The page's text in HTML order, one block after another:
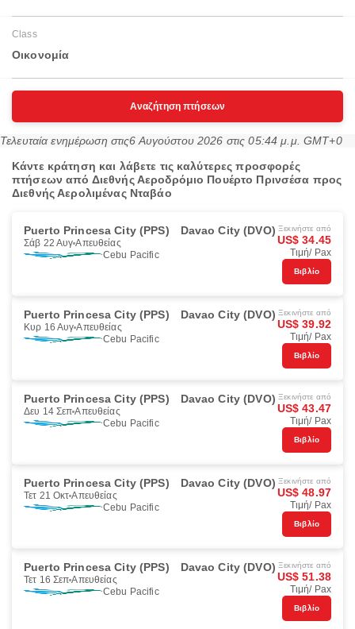
Class
Οικονομία
Αναζήτηση πτήσεων
Τελευταία ενημέρωση στις6 Αυγούστου 2026 στις 05:44 μ.μ. GMT+0
Κάντε κράτηση και λάβετε τις καλύτερες προσφορές
πτήσεων από Διεθνής Αεροδρόμιο Πουέρτο Πρινσέσα προς
Διεθνής Αερολιμένας Νταβάο
Puerto Princesa City (PPS) Davao City (DVO)
Σάβ 22 Αυγ Απευθείας
Cebu Pacific
Ξεκινήστε από
US$ 34.45
Τιμή/ Pax
Βιβλίο
Puerto Princesa City (PPS) Davao City (DVO)
Κυρ 16 Αυγ Απευθείας
Cebu Pacific
Ξεκινήστε από
US$ 39.92
Τιμή/ Pax
Βιβλίο
Puerto Princesa City (PPS) Davao City (DVO)
Δευ 14 Σεπ Απευθείας
Cebu Pacific
Ξεκινήστε από
US$ 43.47
Τιμή/ Pax
Βιβλίο
Puerto Princesa City (PPS) Davao City (DVO)
Τετ 21 Οκτ Απευθείας
Cebu Pacific
Ξεκινήστε από
US$ 48.97
Τιμή/ Pax
Βιβλίο
Puerto Princesa City (PPS) Davao City (DVO)
Τετ 16 Σεπ Απευθείας
Cebu Pacific
Ξεκινήστε από
US$ 51.38
Τιμή/ Pax
Βιβλίο